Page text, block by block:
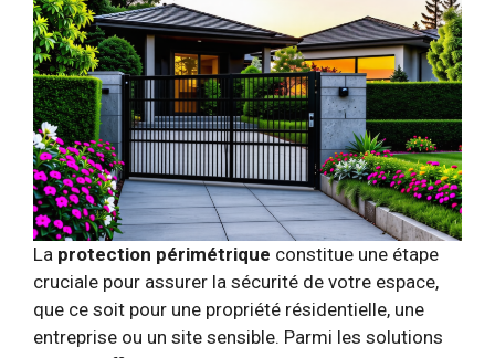
La protection périmétrique constitue une étape
cruciale pour assurer la sécurité de votre espace,
que ce soit pour une propriété résidentielle, une
entreprise ou un site sensible. Parmi les solutions